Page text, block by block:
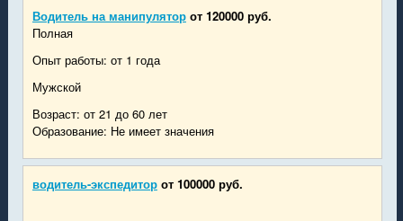
Водитель на манипулятор от 120000 руб.
Полная
Опыт работы: от 1 года
Мужской
Возраст: от 21 до 60 лет
Образование: Не имеет значения
водитель-экспедитор от 100000 руб.